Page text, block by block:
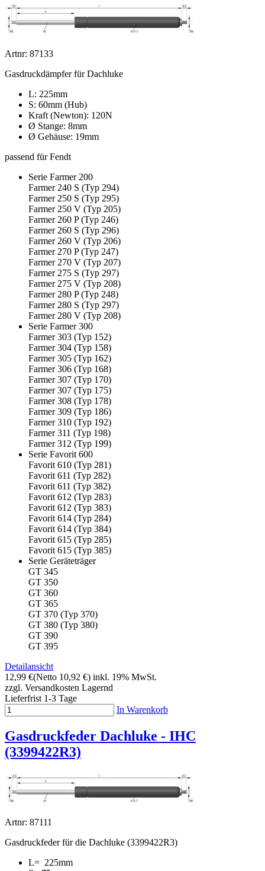
Artnr: 87133
Gasdruckdämpfer für Dachluke
L: 225mm
S: 60mm (Hub)
Kraft (Newton): 120N
Ø Stange: 8mm
Ø Gehäuse: 19mm
passend für Fendt
Serie Farmer 200
Farmer 240 S (Typ 294)
Farmer 250 S (Typ 295)
Farmer 250 V (Typ 205)
Farmer 260 P (Typ 246)
Farmer 260 S (Typ 296)
Farmer 260 V (Typ 206)
Farmer 270 P (Typ 247)
Farmer 270 V (Typ 207)
Farmer 275 S (Typ 297)
Farmer 275 V (Typ 208)
Farmer 280 P (Typ 248)
Farmer 280 S (Typ 297)
Farmer 280 V (Typ 208)
Serie Farmer 300
Farmer 303 (Typ 152)
Farmer 304 (Typ 158)
Farmer 305 (Typ 162)
Farmer 306 (Typ 168)
Farmer 307 (Typ 170)
Farmer 307 (Typ 175)
Farmer 308 (Typ 178)
Farmer 309 (Typ 186)
Farmer 310 (Typ 192)
Farmer 311 (Typ 198)
Farmer 312 (Typ 199)
Serie Favorit 600
Favorit 610 (Typ 281)
Favorit 611 (Typ 282)
Favorit 611 (Typ 382)
Favorit 612 (Typ 283)
Favorit 612 (Typ 383)
Favorit 614 (Typ 284)
Favorit 614 (Typ 384)
Favorit 615 (Typ 285)
Favorit 615 (Typ 385)
Serie Geräteträger
GT 345
GT 350
GT 360
GT 365
GT 370 (Typ 370)
GT 380 (Typ 380)
GT 390
GT 395
Detailansicht
12,99 €(Netto 10,92 €) inkl. 19% MwSt.
zzgl. Versandkosten Lagernd
Lieferfrist 1-3 Tage
In Warenkorb
Gasdruckfeder Dachluke - IHC
(3399422R3)
Artnr: 87111
Gasdruckfeder für die Dachluke (3399422R3)
L= 225mm